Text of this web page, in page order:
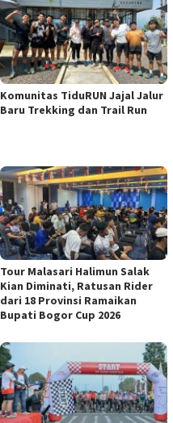
Komunitas TiduRUN Jajal Jalur
Baru Trekking dan Trail Run
Tour Malasari Halimun Salak
Kian Diminati, Ratusan Rider
dari 18 Provinsi Ramaikan
Bupati Bogor Cup 2026